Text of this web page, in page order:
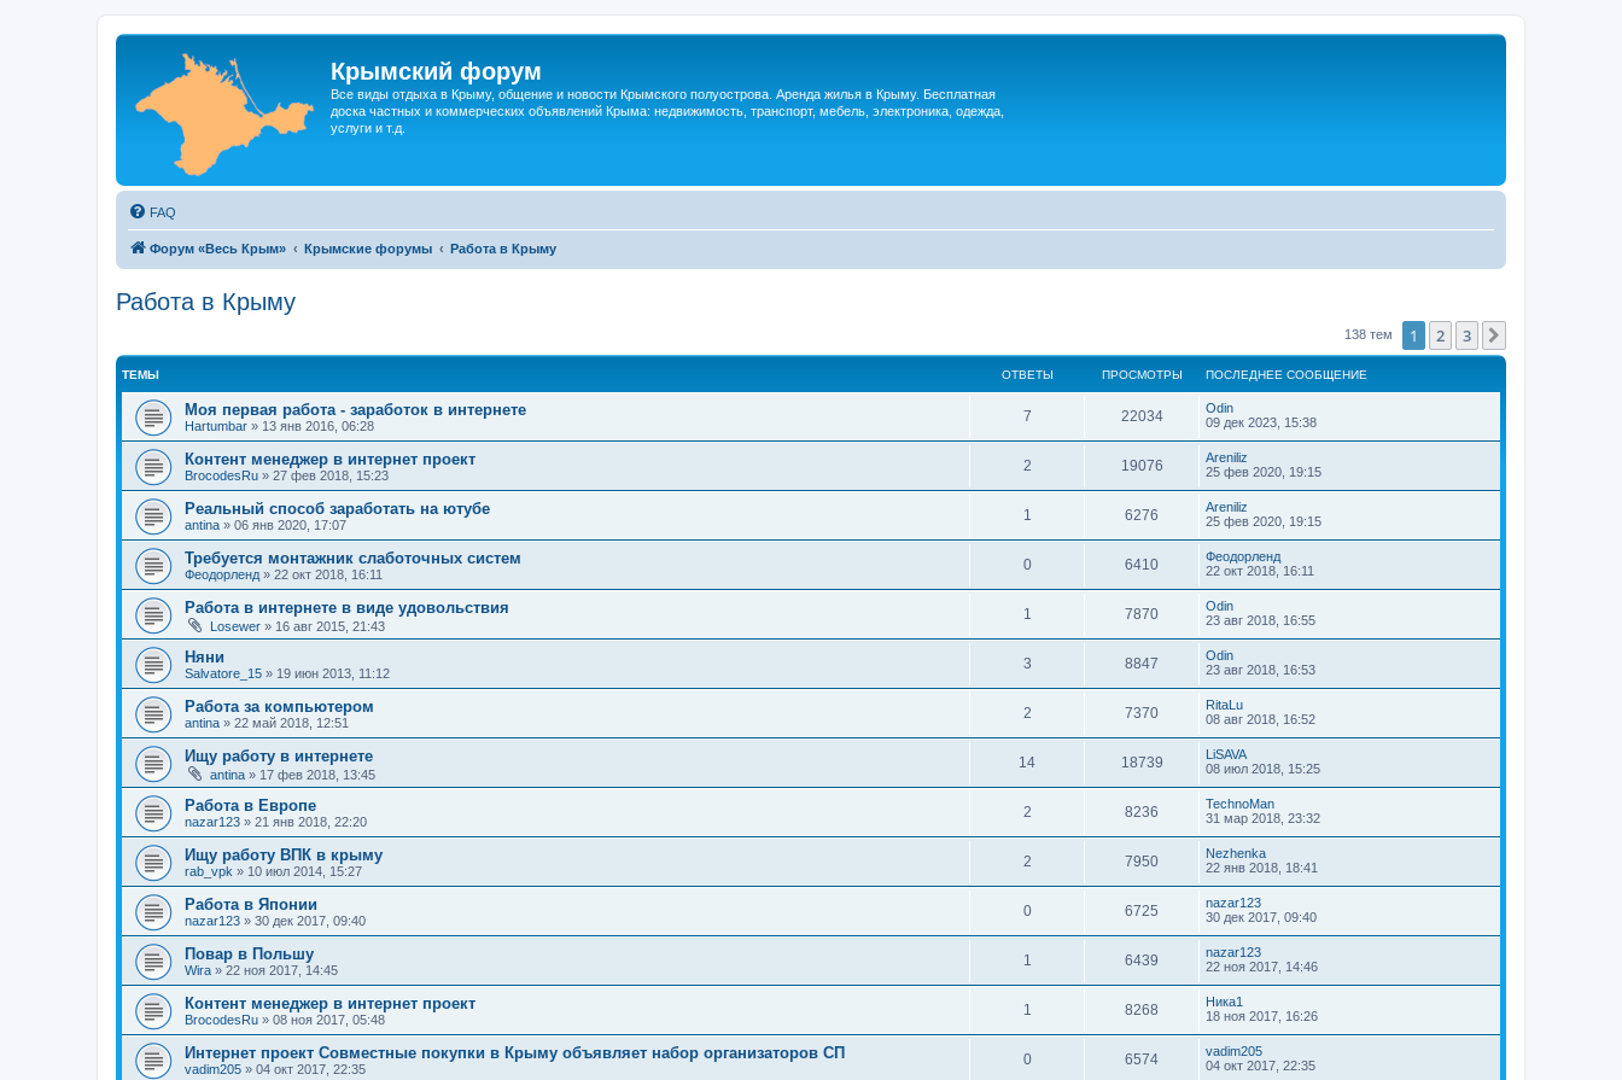
Крымский форум
Все виды отдыха в Крыму, общение и новости Крымского полуострова. Аренда жилья в Крыму. Бесплатная
доска частных и коммерческих объявлений Крыма: недвижимость, транспорт, мебель, электроника, одежда,
услуги и т.д.
FAQ
Форум «Весь Крым» Крымские форумы Работа в Крыму
Работа в Крыму
138 тем 1 2 3
ТЕМЫ ОТВЕТЫ ПРОСМОТРЫ ПОСЛЕДНЕЕ СООБЩЕНИЕ
Моя первая работа - заработок в интернете
Hartumbar » 13 янв 2016, 06:28
7 22034
Odin
09 дек 2023, 15:38
Контент менеджер в интернет проект
BrocodesRu » 27 фев 2018, 15:23
2 19076
Areniliz
25 фев 2020, 19:15
Реальный способ заработать на ютубе
antina » 06 янв 2020, 17:07
1 6276
Areniliz
25 фев 2020, 19:15
Требуется монтажник слаботочных систем
Феодорленд » 22 окт 2018, 16:11
0 6410
Феодорленд
22 окт 2018, 16:11
Работа в интернете в виде удовольствия
Losewer » 16 авг 2015, 21:43
1 7870
Odin
23 авг 2018, 16:55
Няни
Salvatore_15 » 19 июн 2013, 11:12
3 8847
Odin
23 авг 2018, 16:53
Работа за компьютером
antina » 22 май 2018, 12:51
2 7370
RitaLu
08 авг 2018, 16:52
Ищу работу в интернете
antina » 17 фев 2018, 13:45
14 18739
LiSAVA
08 июл 2018, 15:25
Работа в Европе
nazar123 » 21 янв 2018, 22:20
2 8236
TechnoMan
31 мар 2018, 23:32
Ищу работу ВПК в крыму
rab_vpk » 10 июл 2014, 15:27
2 7950
Nezhenka
22 янв 2018, 18:41
Работа в Японии
nazar123 » 30 дек 2017, 09:40
0 6725
nazar123
30 дек 2017, 09:40
Повар в Польшу
Wira » 22 ноя 2017, 14:45
1 6439
nazar123
22 ноя 2017, 14:46
Контент менеджер в интернет проект
BrocodesRu » 08 ноя 2017, 05:48
1 8268
Ника1
18 ноя 2017, 16:26
Интернет проект Совместные покупки в Крыму объявляет набор организаторов СП
vadim205 » 04 окт 2017, 22:35
0 6574
vadim205
04 окт 2017, 22:35